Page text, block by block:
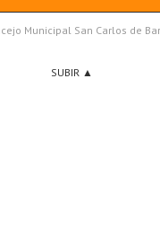
Municipal San Carlos de
SUBIR ▲